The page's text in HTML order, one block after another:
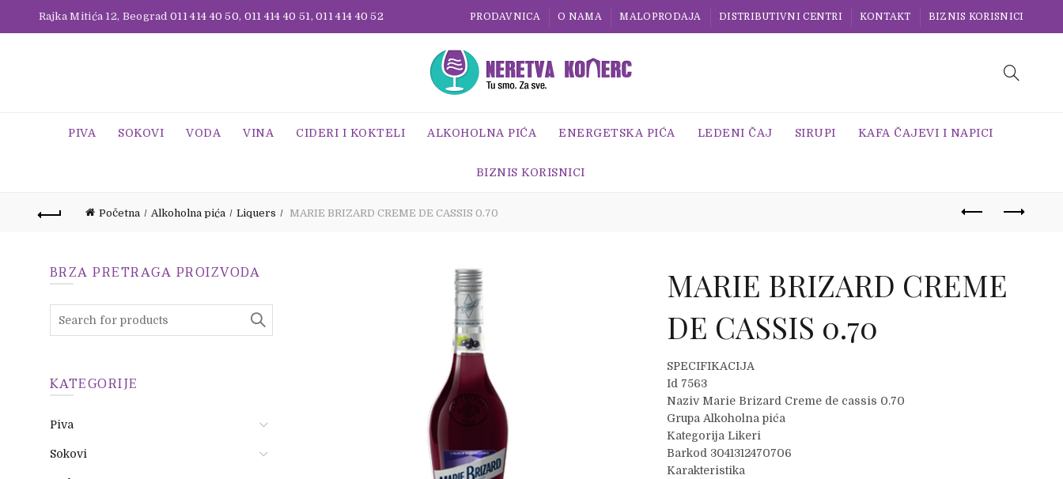
Rajka Mitića 12, Beograd011 414 40 50, 011 414 40 51,011 414 40 52 PRODAVNICA O NAMA MALOPRODAJA DISTRIBUTIVNI CENTRI KONTAKT BIZNIS KORISNICI
PIVA SOKOVI VODA VINA CIDERI I KOKTELI ALKOHOLNA PIĆA ENERGETSKA PIĆA LEDENI ČAJ SIRUPI KAFA ČAJEVI I NAPICI
BIZNIS KORISNICI
Početna Alkoholna pića Liquers MARIE BRIZARD CREME DE CASSIS 0.70
MARIE BRIZARD CREME
DE CASSIS 0.70
SPECIFIKACIJA
Id 7563
Naziv Marie Brizard Creme de cassis 0.70
Grupa Alkoholna pića
Kategorija Likeri
Barkod 3041312470706
Karakteristika
BRZA PRETRAGA PROIZVODA
KATEGORIJE
Piva
Sokovi